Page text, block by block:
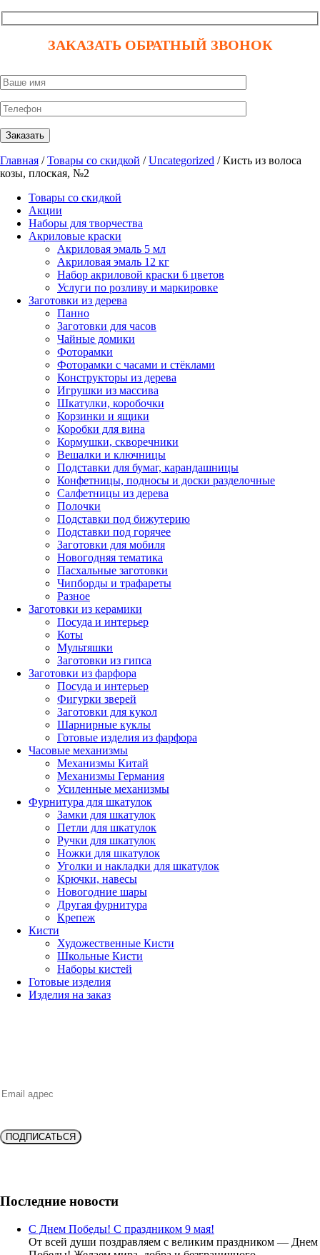
ЗАКАЗАТЬ ОБРАТНЫЙ ЗВОНОК
Главная /Товары со скидкой /Uncategorized / Кисть из волоса
козы, плоская, №2
Товары со скидкой
Акции
Наборы для творчества
Акриловые краски
Акриловая эмаль 5 мл
Акриловая эмаль 12 кг
Набор акриловой краски 6 цветов
Услуги по розливу и маркировке
Заготовки из дерева
Панно
Заготовки для часов
Чайные домики
Фоторамки
Фоторамки с часами и стёклами
Конструкторы из дерева
Игрушки из массива
Шкатулки, коробочки
Корзинки и ящики
Коробки для вина
Кормушки, скворечники
Вешалки и ключницы
Подставки для бумаг, карандашницы
Конфетницы, подносы и доски разделочные
Салфетницы из дерева
Полочки
Подставки под бижутерию
Подставки под горячее
Заготовки для мобиля
Новогодняя тематика
Пасхальные заготовки
Чипборды и трафареты
Разное
Заготовки из керамики
Посуда и интерьер
Коты
Мультяшки
Заготовки из гипса
Заготовки из фарфора
Посуда и интерьер
Фигурки зверей
Заготовки для кукол
Шарнирные куклы
Готовые изделия из фарфора
Часовые механизмы
Механизмы Китай
Механизмы Германия
Усиленные механизмы
Фурнитура для шкатулок
Замки для шкатулок
Петли для шкатулок
Ручки для шкатулок
Ножки для шкатулок
Уголки и накладки для шкатулок
Крючки, навесы
Новогодние шары
Другая фурнитура
Крепеж
Кисти
Художественные Кисти
Школьные Кисти
Наборы кистей
Готовые изделия
Изделия на заказ
ПОДПИСАТЬСЯ
Последние новости
С Днем Победы! С праздником 9 мая!
От всей души поздравляем с великим праздником — Днем